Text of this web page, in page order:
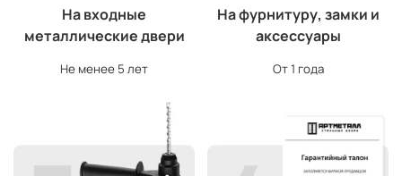
На входные
металлические двери
Не менее 5 лет
На фурнитуру, замки и
аксессуары
От 1 года